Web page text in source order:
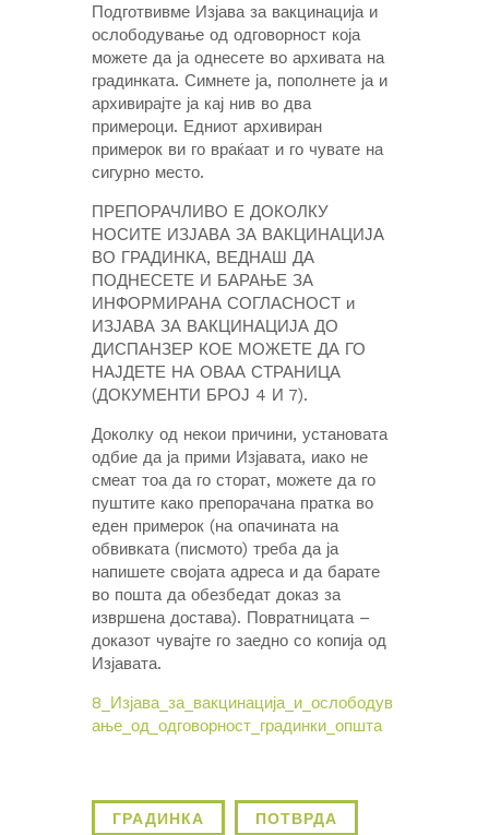
Подготвивме Изјава за вакцинација и
ослободување од одговорност која
можете да ја однесете во архивата на
градинката. Симнете ја, пополнете ја и
архивирајте ја кај нив во два
примероци. Едниот архивиран
примерок ви го враќаат и го чувате на
сигурно место.
ПРЕПОРАЧЛИВО Е ДОКОЛКУ
НОСИТЕ ИЗЈАВА ЗА ВАКЦИНАЦИЈА
ВО ГРАДИНКА, ВЕДНАШ ДА
ПОДНЕСЕТЕ И БАРАЊЕ ЗА
ИНФОРМИРАНА СОГЛАСНОСТ и
ИЗЈАВА ЗА ВАКЦИНАЦИЈА ДО
ДИСПАНЗЕР КОЕ МОЖЕТЕ ДА ГО
НАЈДЕТЕ НА ОВАА СТРАНИЦА
(ДОКУМЕНТИ БРОЈ 4 И 7).
Доколку од некои причини, установата
одбие да ја прими Изјавата, иако не
смеат тоа да го сторат, можете да го
пуштите како препорачана пратка во
еден примерок (на опачината на
обвивката (писмото) треба да ја
напишете својата адреса и да барате
во пошта да обезбедат доказ за
извршена достава). Повратницата –
доказот чувајте го заедно со копија од
Изјавата.
8_Изјава_за_вакцинација_и_ослободув
ање_од_одговорност_градинки_општа
ГРАДИНКА ПОТВРДА